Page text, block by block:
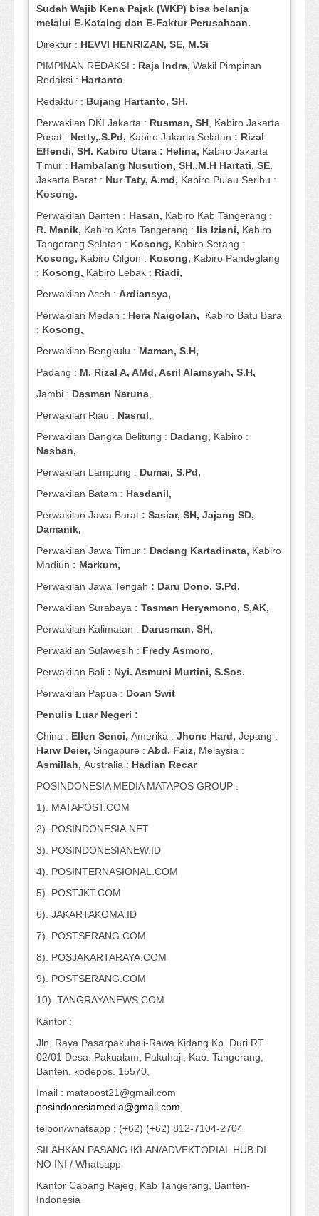
Sudah Wajib Kena Pajak (WKP) bisa belanja
melalui E-Katalog dan E-Faktur Perusahaan.
Direktur : HEVVI HENRIZAN, SE, M.Si
PIMPINAN REDAKSI : Raja Indra, Wakil Pimpinan
Redaksi : Hartanto
Redaktur : Bujang Hartanto, SH.
Perwakilan DKI Jakarta : Rusman, SH, Kabiro Jakarta
Pusat : Netty,.S.Pd, Kabiro Jakarta Selatan : Rizal
Effendi, SH. Kabiro Utara : Helina, Kabiro Jakarta
Timur : Hambalang Nusution, SH,.M.H Hartati, SE.
Jakarta Barat : Nur Taty, A.md, Kabiro Pulau Seribu :
Kosong.
Perwakilan Banten : Hasan, Kabiro Kab Tangerang :
R. Manik, Kabiro Kota Tangerang : Iis Iziani, Kabiro
Tangerang Selatan : Kosong, Kabiro Serang :
Kosong, Kabiro Cilgon : Kosong, Kabiro Pandeglang
: Kosong, Kabiro Lebak : Riadi,
Perwakilan Aceh : Ardiansya,
Perwakilan Medan : Hera Naigolan, Kabiro Batu Bara
: Kosong,
Perwakilan Bengkulu : Maman, S.H,
Padang : M. Rizal A, AMd, Asril Alamsyah, S.H,
Jambi : Dasman Naruna,
Perwakilan Riau : Nasrul,
Perwakilan Bangka Belitung : Dadang, Kabiro :
Nasban,
Perwakilan Lampung : Dumai, S.Pd,
Perwakilan Batam : Hasdanil,
Perwakilan Jawa Barat : Sasiar, SH, Jajang SD,
Damanik,
Perwakilan Jawa Timur : Dadang Kartadinata, Kabiro
Madiun : Markum,
Perwakilan Jawa Tengah : Daru Dono, S.Pd,
Perwakilan Surabaya : Tasman Heryamono, S,AK,
Perwakilan Kalimatan : Darusman, SH,
Perwakilan Sulawesih : Fredy Asmoro,
Perwakilan Bali : Nyi. Asmuni Murtini, S.Sos.
Perwakilan Papua : Doan Swit
Penulis Luar Negeri :
China : Ellen Senci, Amerika : Jhone Hard, Jepang :
Harw Deier, Singapure : Abd. Faiz, Melaysia :
Asmillah, Australia : Hadian Recar
POSINDONESIA MEDIA MATAPOS GROUP :
1). MATAPOST.COM
2). POSINDONESIA.NET
3). POSINDONESIANEW.ID
4). POSINTERNASIONAL.COM
5). POSTJKT.COM
6). JAKARTAKOMA.ID
7). POSTSERANG.COM
8). POSJAKARTARAYA.COM
9). POSTSERANG.COM
10). TANGRAYANEWS.COM
Kantor :
Jln. Raya Pasarpakuhaji-Rawa Kidang Kp. Duri RT
02/01 Desa. Pakualam, Pakuhaji, Kab. Tangerang,
Banten, kodepos. 15570,
Imail : matapost21@gmail.com
posindonesiamedia@gmail.com,
telpon/whatsapp : (+62) (+62) 812-7104-2704
SILAHKAN PASANG IKLAN/ADVEKTORIAL HUB DI
NO INI / Whatsapp
Kantor Cabang Rajeg, Kab Tangerang, Banten-
Indonesia